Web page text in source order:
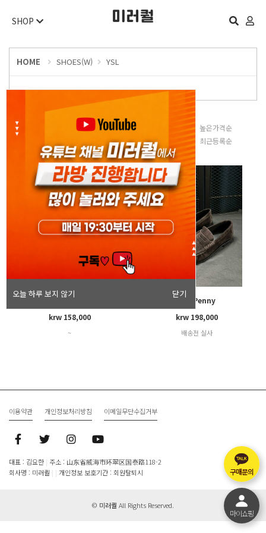
오늘 하루 보지 않기 닫기
SHOP
HOME SHOES(W) YSL
낮은가격순
높은가격순
후기많은순 최근등록순
YSL Shoes
krw 158,000
~
YSL Penny
krw 198,000
배송전 실사
이용약관 개인정보처리방침 이메일무단수집거부
대표 : 김요한 | 주소 : 山东省威海市环翠区国泰路118-2
회사명 : 미러퀄 | | 개인정보 보호기간 : 회원탈퇴시
© 미러퀄 All Rights Reserved.
구매문의
마이쇼핑